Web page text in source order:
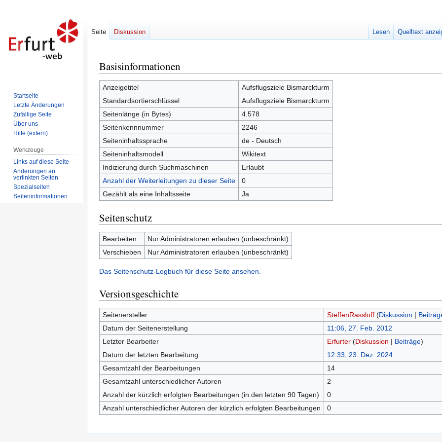
Zur
Navigation
springen
Zur
Suche
springen
Basisinformationen
Anzeigetitel
Aufsflugsziele Bismarckturm
Standardsortierschlüssel
Aufsflugsziele Bismarckturm
Seitenlänge (in Bytes)
4.578
Seitenkennnummer
2246
Seiteninhaltssprache
de - Deutsch
Seiteninhaltsmodell
Wikitext
Indizierung durch Suchmaschinen
Erlaubt
Anzahl der Weiterleitungen zu dieser Seite
0
Gezählt als eine Inhaltsseite
Ja
Seitenschutz
Bearbeiten
Nur Administratoren erlauben (unbeschränkt)
Verschieben
Nur Administratoren erlauben (unbeschränkt)
Das Seitenschutz-Logbuch für diese Seite ansehen.
Versionsgeschichte
Seitenersteller SteffenRassloff (Diskussion |
Datum der Seitenerstellung
11:06, 27. Feb. 2012
Letzter Bearbeiter
Erfurter (Diskussion | Beiträge)
Datum der letzten Bearbeitung
12:33, 23. Dez. 2024
Gesamtzahl der Bearbeitungen
14
Gesamtzahl unterschiedlicher Autoren
2
Anzahl der kürzlich erfolgten Bearbeitungen (in den letzten 90 Tagen)
0
Anzahl unterschiedlicher Autoren der kürzlich erfolgten Bearbeitungen
0
Seite Diskussion Lesen Quelltext
Startseite
Letzte Änderungen
Zufällige Seite
Über uns
Hilfe (extern)
Werkzeuge
Links auf diese Seite
Änderungen an
verlinkten Seiten
Spezialseiten
Seiten­informationen